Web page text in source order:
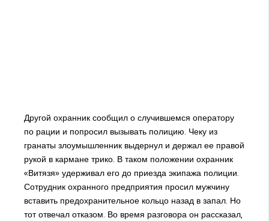
Другой охранник сообщил о случившемся оператору
по рации и попросил вызывать полицию. Чеку из
гранаты злоумышленник выдернул и держал ее правой
рукой в кармане трико. В таком положении охранник
«Витязя» удерживал его до приезда экипажа полиции.
Сотрудник охранного предприятия просил мужчину
вставить предохранительное кольцо назад в запал. Но
тот отвечал отказом. Во время разговора он рассказал,